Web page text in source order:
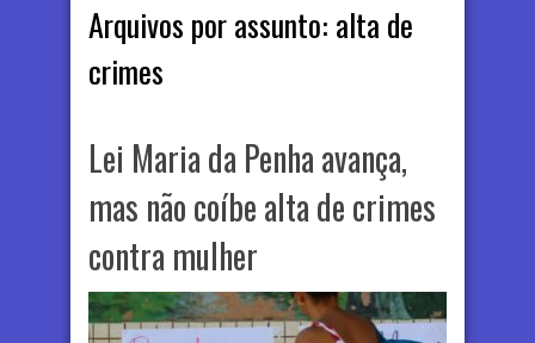
Arquivos por assunto: alta de
crimes
Lei Maria da Penha avança,
mas não coíbe alta de crimes
contra mulher